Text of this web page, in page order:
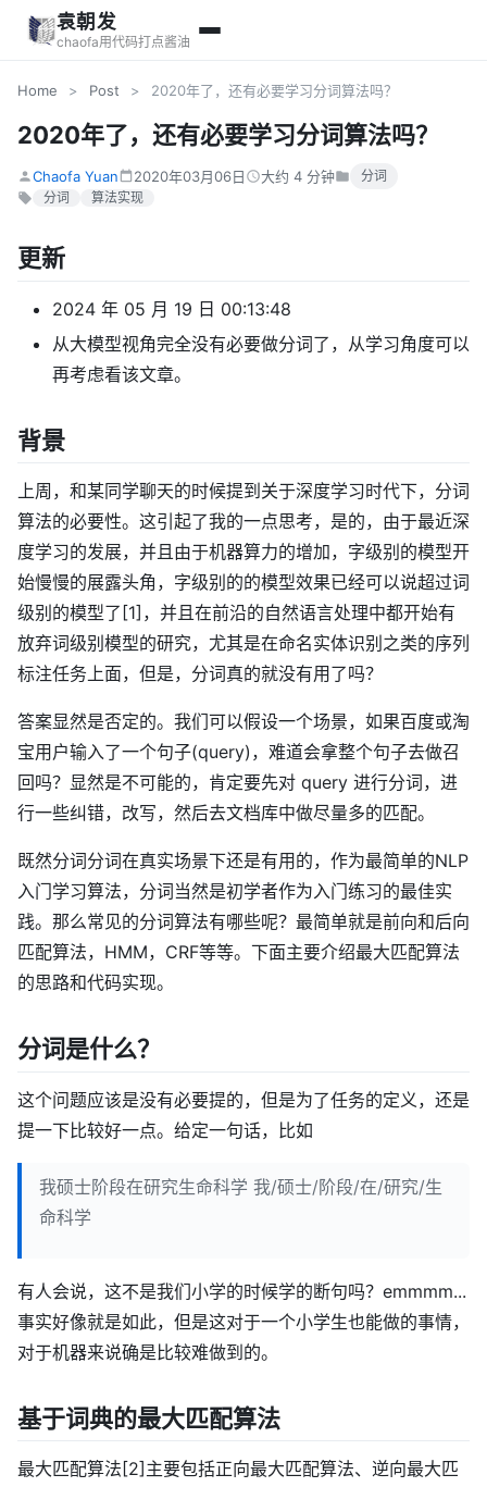
袁朝发
chaofa用代码打点酱油
Home > Post > 2020年了，还有必要学习分词算法吗？
2020年了，还有必要学习分词算法吗？
Chaofa Yuan 2020年03月06日 大约 4 分钟
分词
分词
算法实现
更新
2024 年 05 月 19 日 00:13:48
从大模型视角完全没有必要做分词了，从学习角度可以
再考虑看该文章。
背景
上周，和某同学聊天的时候提到关于深度学习时代下，分词
算法的必要性。这引起了我的一点思考，是的，由于最近深
度学习的发展，并且由于机器算力的增加，字级别的模型开
始慢慢的展露头角，字级别的的模型效果已经可以说超过词
级别的模型了[1]，并且在前沿的自然语言处理中都开始有
放弃词级别模型的研究，尤其是在命名实体识别之类的序列
标注任务上面，但是，分词真的就没有用了吗？
答案显然是否定的。我们可以假设一个场景，如果百度或淘
宝用户输入了一个句子(query)，难道会拿整个句子去做召
回吗？显然是不可能的，肯定要先对 query 进行分词，进
行一些纠错，改写，然后去文档库中做尽量多的匹配。
既然分词分词在真实场景下还是有用的，作为最简单的NLP
入门学习算法，分词当然是初学者作为入门练习的最佳实
践。那么常见的分词算法有哪些呢？最简单就是前向和后向
匹配算法，HMM，CRF等等。下面主要介绍最大匹配算法
的思路和代码实现。
分词是什么？
这个问题应该是没有必要提的，但是为了任务的定义，还是
提一下比较好一点。给定一句话，比如
我硕士阶段在研究生命科学 我/硕士/阶段/在/研究/生
命科学
有人会说，这不是我们小学的时候学的断句吗？emmmm...
事实好像就是如此，但是这对于一个小学生也能做的事情，
对于机器来说确是比较难做到的。
基于词典的最大匹配算法
最大匹配算法[2]主要包括正向最大匹配算法、逆向最大匹